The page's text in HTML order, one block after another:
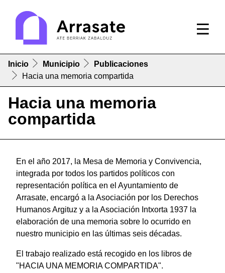
Inicio Municipio
Publicaciones
Hacia una memoria compartida
Hacia una memoria
compartida
En el año 2017, la Mesa de Memoria y Convivencia,
integrada por todos los partidos políticos con
representación política en el Ayuntamiento de
Arrasate, encargó a la Asociación por los Derechos
Humanos Argituz y a la Asociación Intxorta 1937 la
elaboración de una memoria sobre lo ocurrido en
nuestro municipio en las últimas seis décadas.
El trabajo realizado está recogido en los libros de
"HACIA UNA MEMORIA COMPARTIDA".